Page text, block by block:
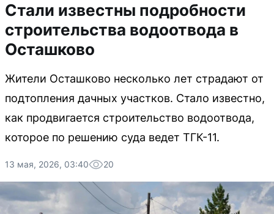
Стали известны подробности
строительства водоотвода в
Осташково
Жители Осташково несколько лет страдают от
подтопления дачных участков. Стало известно,
как продвигается строительство водоотвода,
которое по решению суда ведет ТГК-11.
13 мая, 2026, 03:40 20